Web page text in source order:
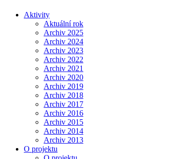
Aktivity
Aktuální rok
Archiv 2025
Archiv 2024
Archiv 2023
Archiv 2022
Archiv 2021
Archiv 2020
Archiv 2019
Archiv 2018
Archiv 2017
Archiv 2016
Archiv 2015
Archiv 2014
Archiv 2013
O projektu